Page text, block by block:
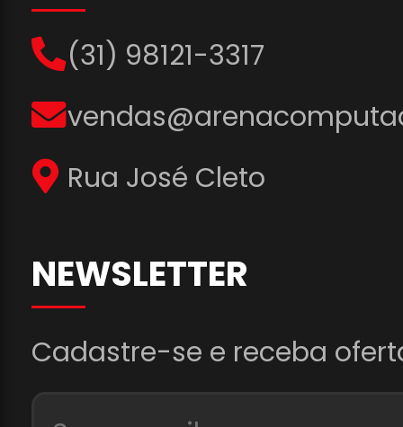
(31) 98121-3317
Rua José Cleto
NEWSLETTER
Cadastre-se e receba